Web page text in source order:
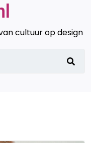
cultuur op design